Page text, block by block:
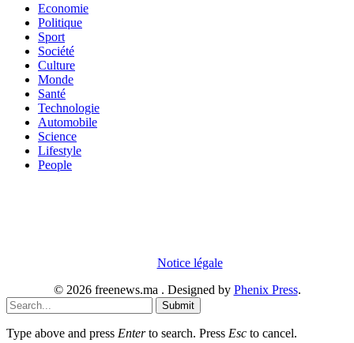
Economie
Politique
Sport
Société
Culture
Monde
Santé
Technologie
Automobile
Science
Lifestyle
People
Notice légale.
© 2026 freenews.ma . Designed by Phenix Press.
Submit
Type above and press Enterto search. Press Esc to cancel.